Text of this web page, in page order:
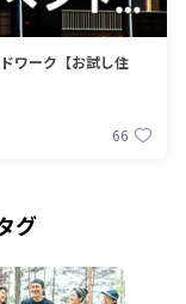
ワーク【お試し住
66
グ